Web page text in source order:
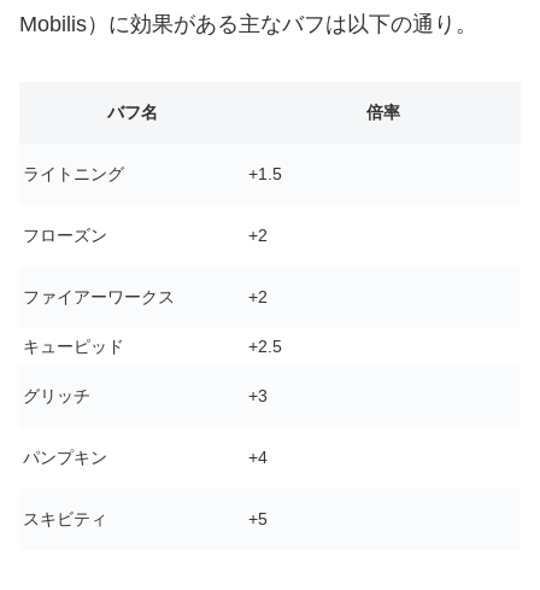
Mobilis）に効果がある主なバフは以下の通り。
バフ名 倍率
ライトニング +1.5
フローズン +2
ファイアーワークス +2
キューピッド +2.5
グリッチ +3
パンプキン +4
スキビティ +5